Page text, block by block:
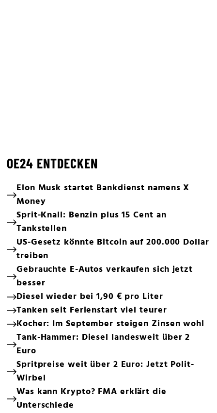
OE24 ENTDECKEN
Elon Musk startet Bankdienst namens X
Money
Sprit-Knall: Benzin plus 15 Cent an
Tankstellen
US-Gesetz könnte Bitcoin auf 200.000 Dollar
treiben
Gebrauchte E-Autos verkaufen sich jetzt
besser
Diesel wieder bei 1,90 € pro Liter
Tanken seit Ferienstart viel teurer
Kocher: Im September steigen Zinsen wohl
Tank-Hammer: Diesel landesweit über 2
Euro
Spritpreise weit über 2 Euro: Jetzt Polit-
Wirbel
Was kann Krypto? FMA erklärt die
Unterschiede